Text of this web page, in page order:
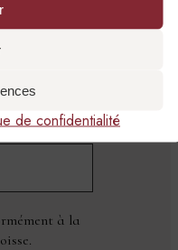
de confidentialité
à la